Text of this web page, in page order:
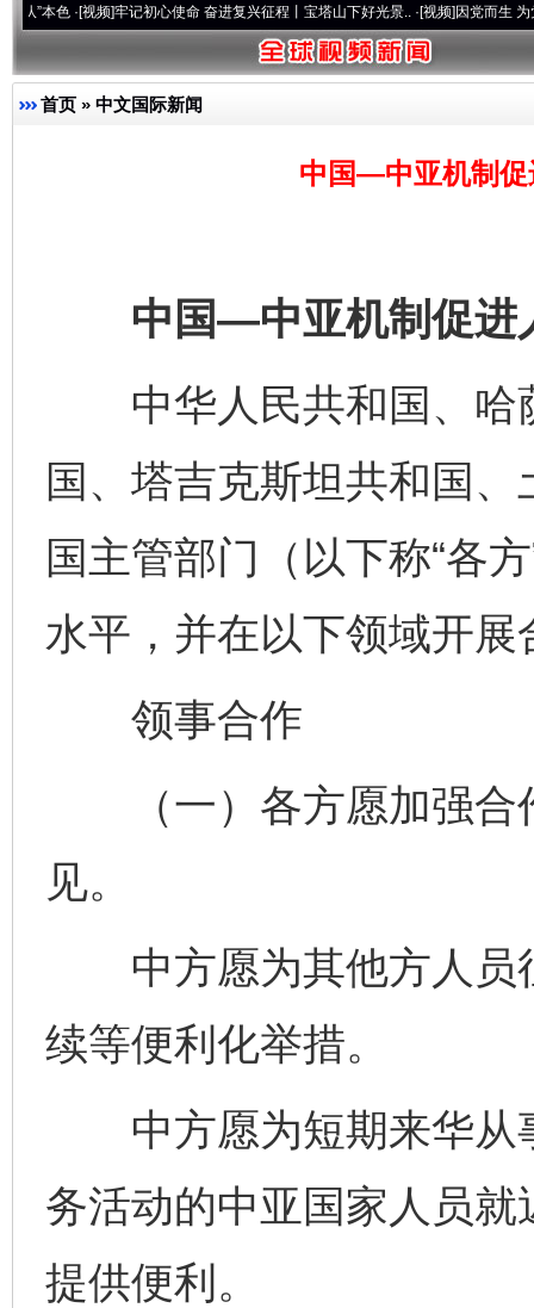
视频]牢记初心使命 奋进复兴征程丨宝塔山下好光景..·[视频]因党而生 为党而战——
首页 » 中文国际新闻
中国—中亚机制促
中国—中亚机制促进
中华人民共和国、哈
国、塔吉克斯坦共和国
国主管部门（以下称“各
水平，并在以下领域开展
领事合作
（一）各方愿加强合
见。
中方愿为其他方人员
续等便利化举措。
中方愿为短期来华从
务活动的中亚国家人员
提供便利。